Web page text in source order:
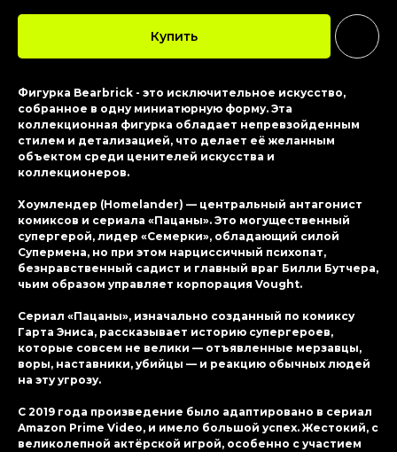
Купить
Фигурка Bearbrick - это исключительное искусство,
собранное в одну миниатюрную форму. Эта
коллекционная фигурка обладает непревзойденным
стилем и детализацией, что делает её желанным
объектом среди ценителей искусства и
коллекционеров.
Хоумлендер (Homelander) — центральный антагонист
комиксов и сериала «Пацаны». Это могущественный
супергерой, лидер «Семерки», обладающий силой
Супермена, но при этом нарциссичный психопат,
безнравственный садист и главный враг Билли Бутчера,
чьим образом управляет корпорация Vought.
Сериал «Пацаны», изначально созданный по комиксу
Гарта Эниса, рассказывает историю супергероев,
которые совсем не велики — отъявленные мерзавцы,
воры, наставники, убийцы — и реакцию обычных людей
на эту угрозу.
С 2019 года произведение было адаптировано в сериал
Amazon Prime Video, и имело большой успех. Жестокий, с
великолепной актёрской игрой, особенно с участием